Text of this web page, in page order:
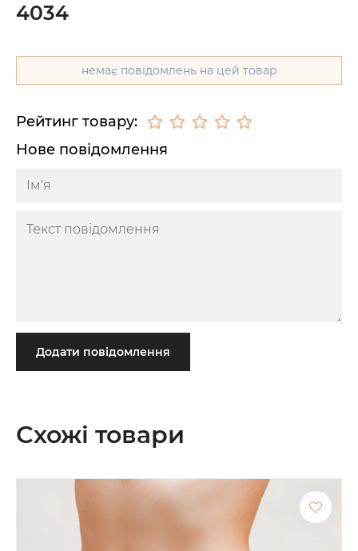
4034
немає повідомлень на цей товар
Рейтинг товару:
Нове повідомлення
Додати повідомлення
Схожі товари